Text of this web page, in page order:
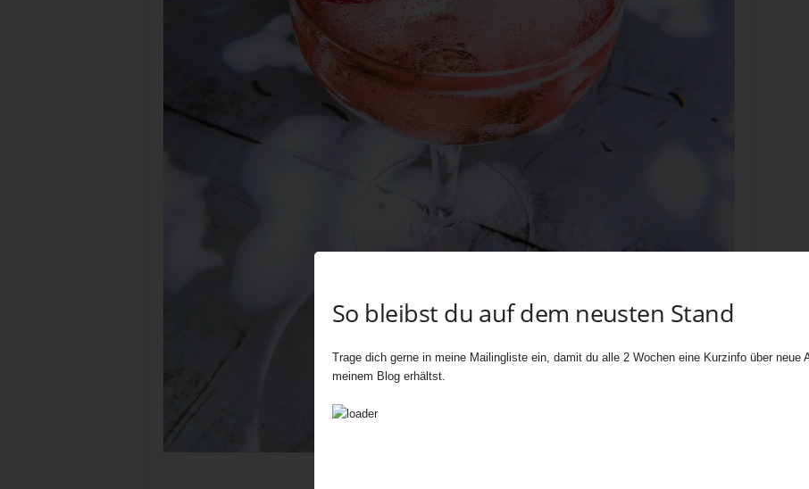
So bleibst du auf dem neusten Stand
Trage dich gerne in meine Mailingliste ein, damit du alle 2 Wochen eine Kurzinfo über neue
meinem Blog erhältst.